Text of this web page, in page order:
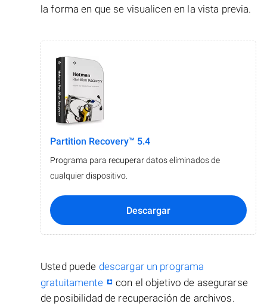
la forma en que se visualicen en la vista previa.
Partition Recovery™ 5.4
Programa para recuperar datos eliminados de
cualquier dispositivo.
Descargar
Usted puede descargar un programa
gratuitamente
con el objetivo de asegurarse
de posibilidad de recuperación de archivos.